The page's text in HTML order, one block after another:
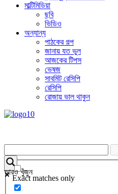
মাল্টিমিডিয়া
ছবি
ভিডিও
অন্যান্য
পাঠকের গল্প
জানায় যত ভুল
আজকের টিপস
ভেষজ
সাবমিট রেসিপি
রেসিপি
রোজায় ভাল থাকুন
আরও খুঁজুন
Exact matches only